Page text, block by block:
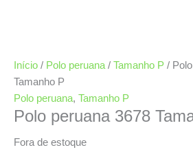
Início / Polo peruana / Tamanho P /
Tamanho P
Polo peruana, Tamanho P
Polo peruana 3678
Fora de estoque